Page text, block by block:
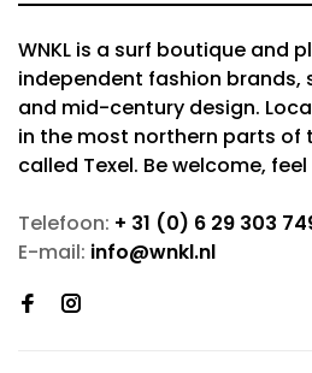
WNKL is a surf boutique and
independent fashion brands,
and mid-century design.
in the most northern parts of
called Texel. Be welcome,
Telefoon: + 31 (0) 6 29 303
E-mail: info@wnkl.nl